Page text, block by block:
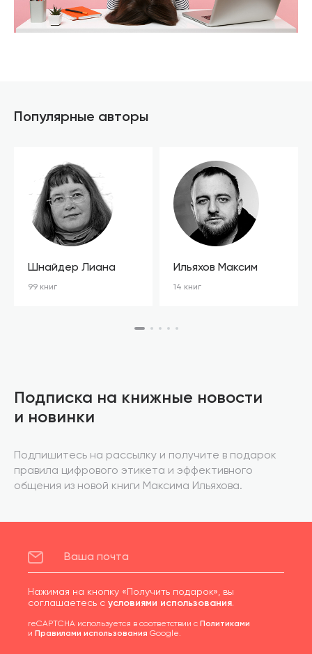
Популярные авторы
Шнайдер Лиана
99 книг
Ильяхов Максим
14 книг
Подписка на книжные новости
и новинки
Подпишитесь на рассылку и получите в подарок
правила цифрового этикета и эффективного
общения из новой книги Максима Ильяхова.
Нажимая на кнопку «Получить подарок», вы
соглашаетесь с условиями использования.
reCAPTCHA используется в соответствии с Политиками
и Правилами использования Google.